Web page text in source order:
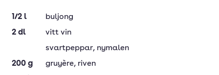
1/2 l
buljong
2 dl
vitt vin
svartpeppar, nymalen
200 g gruyère, riven